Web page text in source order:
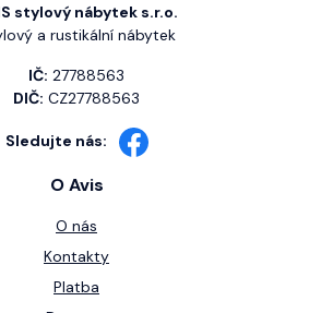
stylový nábytek s.r.o.
a rustikální nábytek
IČ: 27788563
DIČ: CZ27788563
Sledujte nás:
O Avis
O nás
Kontakty
Platba